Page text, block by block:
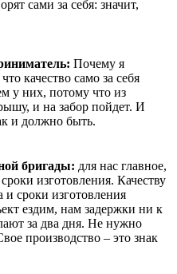
сами за себя: значит,
Почему я
качество само за себя
у них, потому что из
и на забор пойдет. И
и должно быть.
бригады: для нас главное,
изготовления. Качеству
и сроки изготовления
ездим, нам задержки ни к
за два дня. Не нужно
производство – это знак